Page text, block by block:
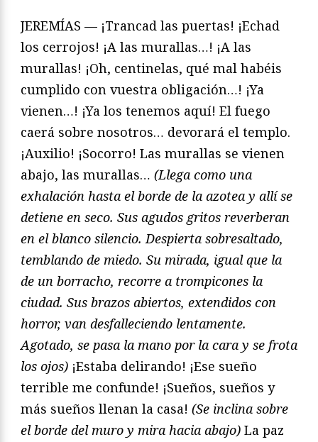
JEREMÍAS — ¡Trancad las puertas! ¡Echad
los cerrojos! ¡A las murallas…! ¡A las
murallas! ¡Oh, centinelas, qué mal habéis
cumplido con vuestra obligación…! ¡Ya
vienen…! ¡Ya los tenemos aquí! El fuego
caerá sobre nosotros… devorará el templo.
¡Auxilio! ¡Socorro! Las murallas se vienen
abajo, las murallas… (Llega como una
exhalación hasta el borde de la azotea y allí se
detiene en seco. Sus agudos gritos reverberan
en el blanco silencio. Despierta sobresaltado,
temblando de miedo. Su mirada, igual que la
de un borracho, recorre a trompicones la
ciudad. Sus brazos abiertos, extendidos con
horror, van desfalleciendo lentamente.
Agotado, se pasa la mano por la cara y se frota
los ojos) ¡Estaba delirando! ¡Ese sueño
terrible me confunde! ¡Sueños, sueños y
más sueños llenan la casa! (Se inclina sobre
el borde del muro y mira hacia abajo) La paz